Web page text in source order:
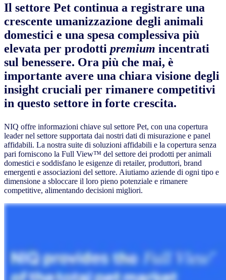
Il settore Pet continua a registrare una
crescente umanizzazione degli animali
domestici e una spesa complessiva più
elevata per prodotti premium incentrati
sul benessere. Ora più che mai, è
importante avere una chiara visione degli
insight cruciali per rimanere competitivi
in questo settore in forte crescita.
NIQ offre informazioni chiave sul settore Pet, con una copertura
leader nel settore supportata dai nostri dati di misurazione e panel
affidabili. La nostra suite di soluzioni affidabili e la copertura senza
pari forniscono la Full View™ del settore dei prodotti per animali
domestici e soddisfano le esigenze di retailer, produttori, brand
emergenti e associazioni del settore. Aiutiamo aziende di ogni tipo e
dimensione a sbloccare il loro pieno potenziale e rimanere
competitive, alimentando decisioni migliori.